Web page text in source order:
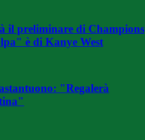
il preliminare di Champions
è di Kanye West
"Regalerà